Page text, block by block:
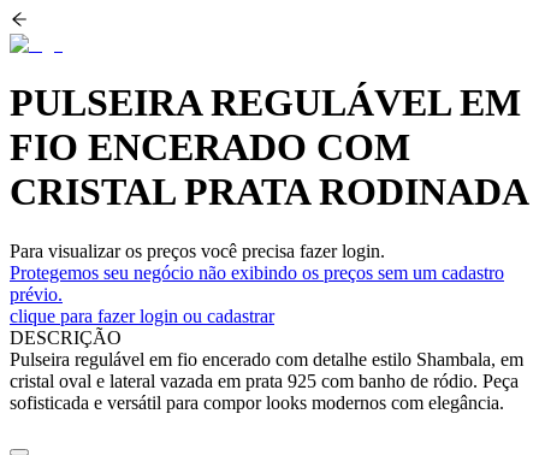
PULSEIRA REGULÁVEL EM
FIO ENCERADO COM
CRISTAL PRATA RODINADA
Para visualizar os preços você precisa fazer login.
Protegemos seu negócio não exibindo os preços sem um cadastro
prévio.
clique para fazer login ou cadastrar
DESCRIÇÃO
Pulseira regulável em fio encerado com detalhe estilo Shambala, em
cristal oval e lateral vazada em prata 925 com banho de ródio. Peça
sofisticada e versátil para compor looks modernos com elegância.